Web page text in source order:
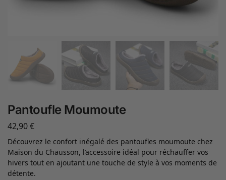
Pantoufle Moumoute
42,90€
Découvrez le confort inégalé des pantoufles moumoute chez
Maison du Chausson, l’accessoire idéal pour réchauffer vos
hivers tout en ajoutant une touche de style à vos moments de
détente.